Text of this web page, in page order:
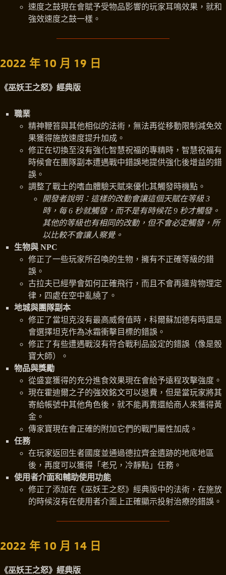
速度之鼓現在會賦予受物品影響的玩家耳鳴效果，就和
強效速度之鼓一樣。
2022 年 10 月 19 日
《巫妖王之怒》經典版
職業
精神鞭笞與其他相似的法術，無法再從移動限制減免效
果獲得施放速度提升加成。
修正在切換至沒有強化智慧祝福的專精時，智慧祝福有
時候會在團隊副本遭遇戰中錯誤地提供強化後增益的錯
誤。
調整了戰士的嗜血體驗天賦來優化其觸發時機點。
開發者說明：這樣的改動會讓這個天賦在等級 3
時，每 6 秒就觸發，而不是有時候花 9 秒才觸發。
其他的等級也有相同的改動，但不會必定觸發，所
以比較不會讓人察覺。
生物與 NPC
修正了一些玩家所召喚的生物，擁有不正確等級的錯
誤。
古拉夫已經學會如何正確飛行，而且不會再違背物理定
律，四處在空中亂繞了。
地城與團隊副本
修正了當坦克沒有最高威脅值時，科爾蘇加德有時還是
會選擇坦克作為冰霜衝擊目標的錯誤。
修正了有些遭遇戰沒有符合戰利品設定的錯誤（像是骰
寶大師）。
物品與獎勵
從盛宴獲得的充分進食效果現在會給予遠程攻擊強度。
現在霍迪爾之子的強效銘文可以退費，但是當玩家將其
寄給帳號中其他角色後，就不能再賣還給商人來獲得黃
金。
傳家寶現在會正確的附加它們的戰鬥屬性加成。
任務
在玩家返回生者國度並通過德拉齊金遺跡的地底地區
後，再度可以獲得「老兄，冷靜點」任務。
使用者介面和輔助使用功能
修正了添加在《巫妖王之怒》經典版中的法術，在施放
的時候沒有在使用者介面上正確顯示投射治療的錯誤。
2022 年 10 月 14 日
《巫妖王之怒》經典版